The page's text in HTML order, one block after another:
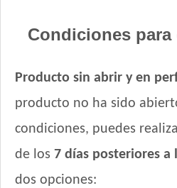
Condiciones
Producto sin abrir y en
producto no ha sido
condiciones, puedes
de los 7 días posteriores a
dos opciones: